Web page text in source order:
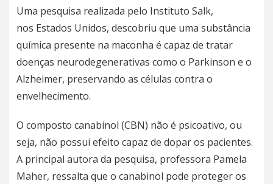
Uma pesquisa realizada pelo Instituto Salk,
nos Estados Unidos, descobriu que uma substância
química presente na maconha é capaz de tratar
doenças neurodegenerativas como o Parkinson e o
Alzheimer, preservando as células contra o
envelhecimento.
O composto canabinol (CBN) não é psicoativo, ou
seja, não possui efeito capaz de dopar os pacientes.
A principal autora da pesquisa, professora Pamela
Maher, ressalta que o canabinol pode proteger os